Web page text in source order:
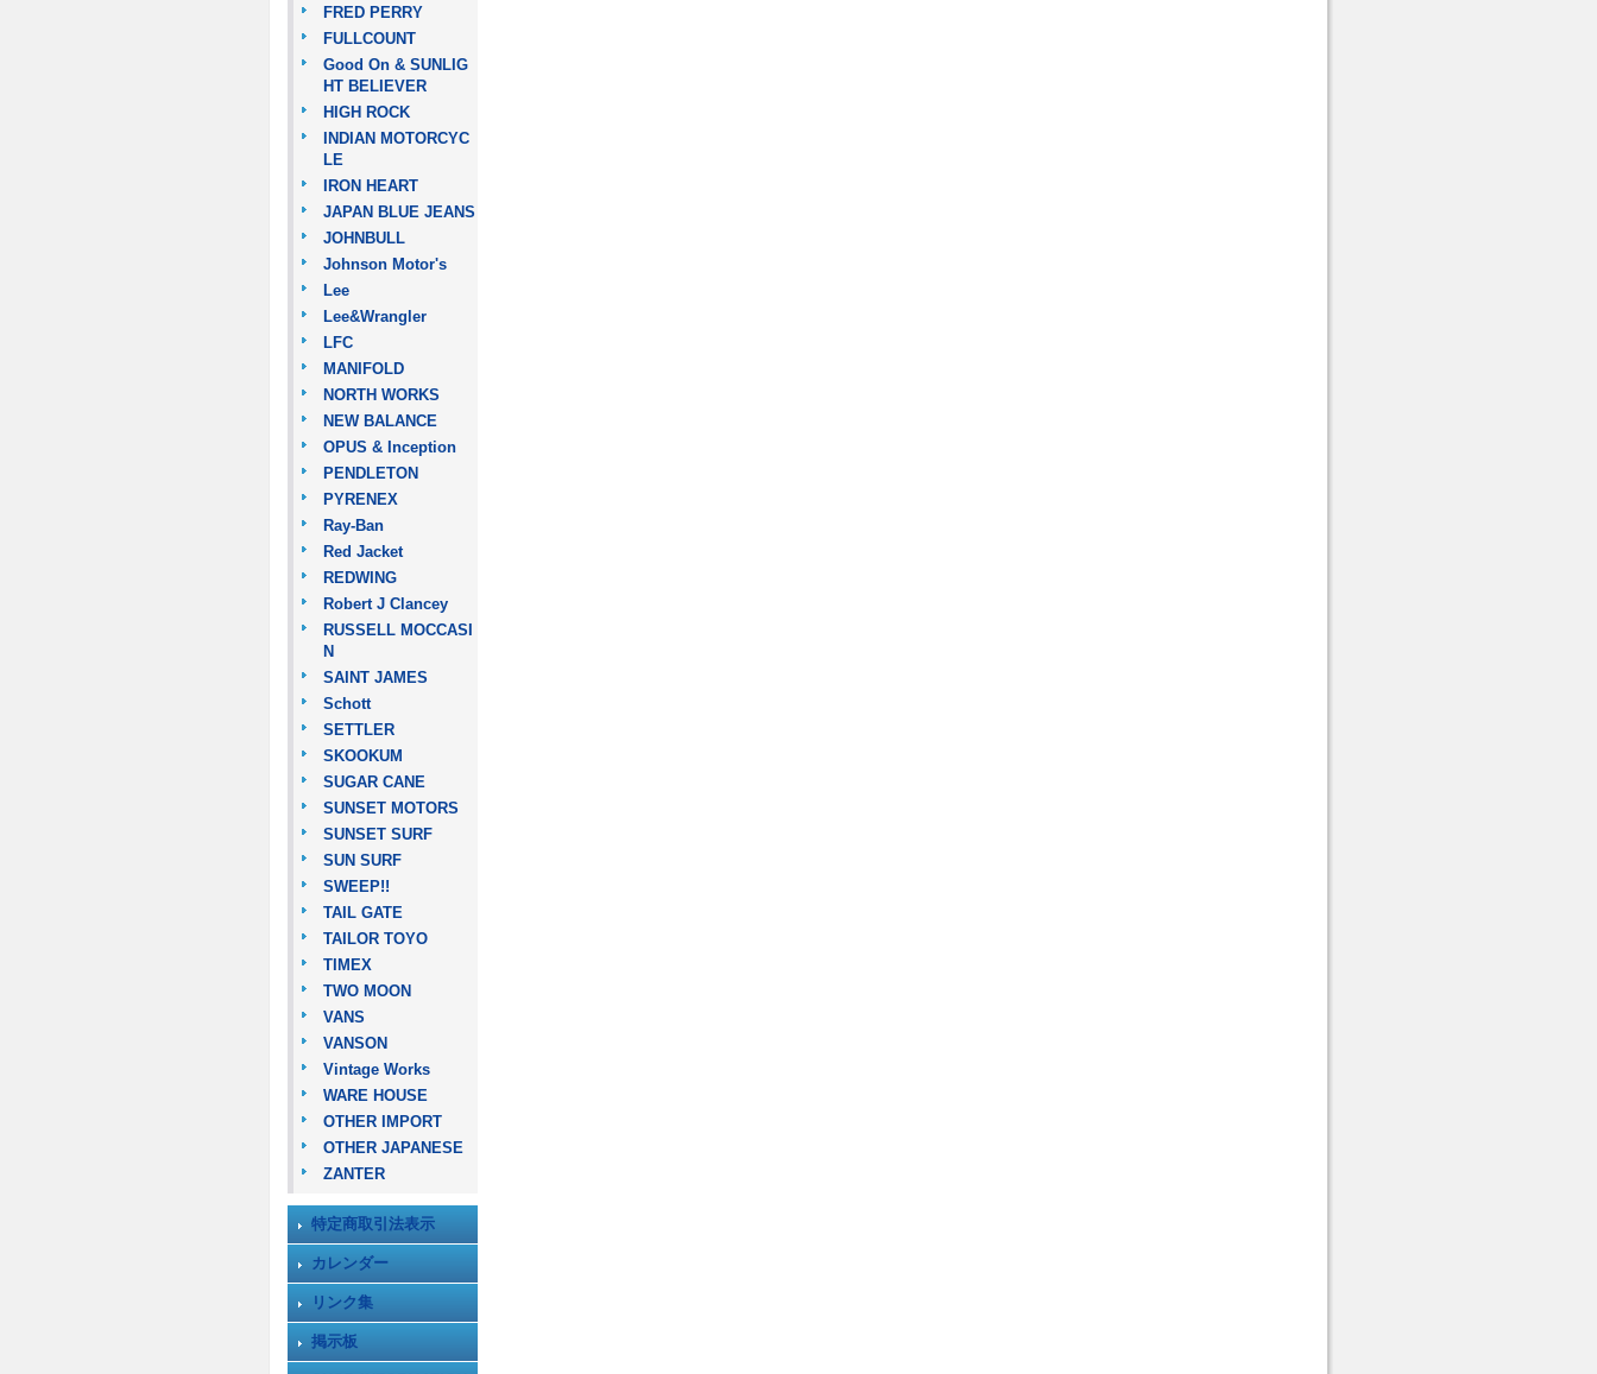
FRED PERRY
FULLCOUNT
Good On & SUNLIG
HT BELIEVER
HIGH ROCK
INDIAN MOTORCYC
LE
IRON HEART
JAPAN BLUE JEANS
JOHNBULL
Johnson Motor's
Lee
Lee&Wrangler
LFC
MANIFOLD
NORTH WORKS
NEW BALANCE
OPUS & Inception
PENDLETON
PYRENEX
Ray-Ban
Red Jacket
REDWING
Robert J Clancey
RUSSELL MOCCASI
N
SAINT JAMES
Schott
SETTLER
SKOOKUM
SUGAR CANE
SUNSET MOTORS
SUNSET SURF
SUN SURF
SWEEP!!
TAIL GATE
TAILOR TOYO
TIMEX
TWO MOON
VANS
VANSON
Vintage Works
WARE HOUSE
OTHER IMPORT
OTHER JAPANESE
ZANTER
特定商取引法表示
カレンダー
リンク集
掲示板